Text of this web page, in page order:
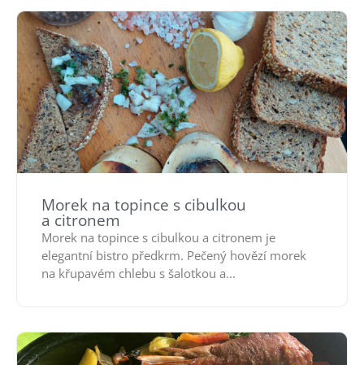
Morek na topince s cibulkou
a citronem
Morek na topince s cibulkou a citronem je
elegantní bistro předkrm. Pečený hovězí morek
na křupavém chlebu s šalotkou a...